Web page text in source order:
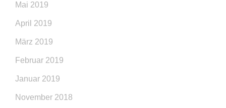
Mai 2019
April 2019
März 2019
Februar 2019
Januar 2019
November 2018